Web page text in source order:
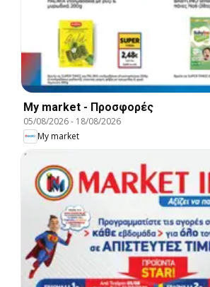
My market - Προσφορές
05/08/2026- 18/08/2026
My market